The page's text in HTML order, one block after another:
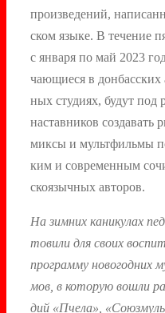
про­из­ве­дений,
ском язы­ке. В те­чение
с ян­ва­ря по май 2023
ча­ющи­еся в
ных сту­ди­ях, бу­дут под
нас­тавни­ков соз­да­вать
мик­сы и муль­тфиль­мы
ким и сов­ре­мен­ным
ско­языч­ных ав­то­ров.
На зим­них ка­нику­лах
тови­ли для сво­их
прог­рамму но­вогод­них
мов, в ко­торую вош­ли
дий «Пче­ла»,